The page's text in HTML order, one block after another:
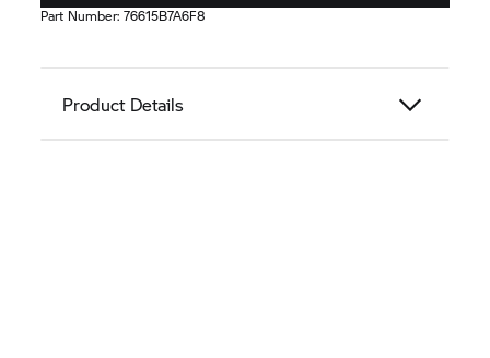
Part Number:76615B7A6F8
Product Details